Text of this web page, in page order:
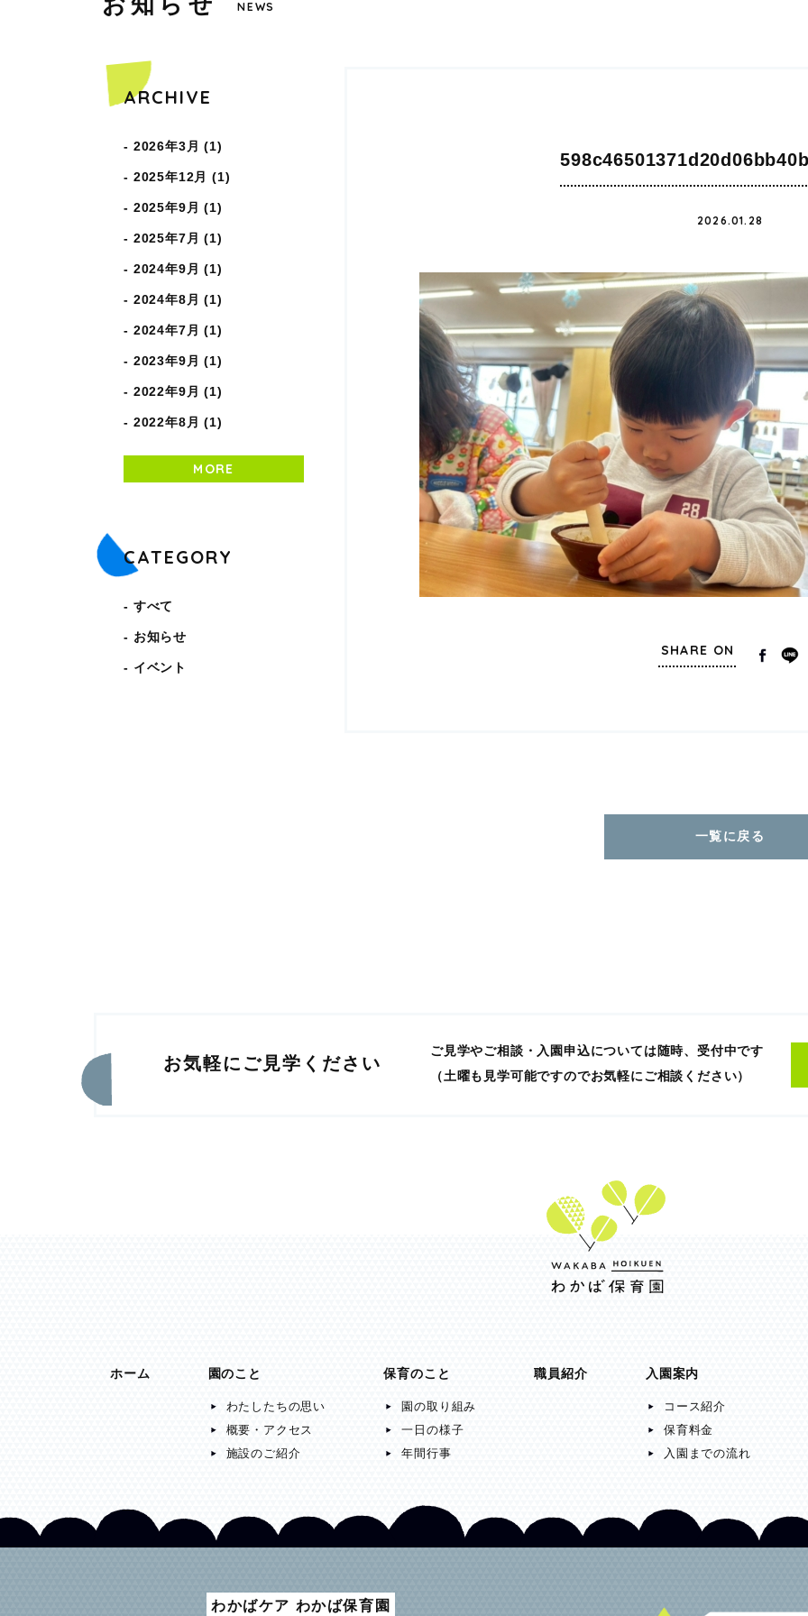
NEWS
2026.01.28
SHARE ON
一覧に戻る
ARCHIVE
2026年3月 (1)
2025年12月 (1)
2025年9月 (1)
2025年7月 (1)
2024年9月 (1)
2024年8月 (1)
2024年7月 (1)
2023年9月 (1)
2022年9月 (1)
2022年8月 (1)
MORE
CATEGORY
すべて
お知らせ
イベント
お気軽にご見学ください
ご見学やご相談・入園申込については随時、受付中です
（土曜も見学可能ですのでお気軽にご相談ください）
ホーム 園のこと
わたしたちの思い
概要・アクセス
施設のご紹介
保育のこと
園の取り組み
一日の様子
年間行事
職員紹介 入園案内
コース紹介
保育料金
入園までの流れ
わかばケア わかば保育園